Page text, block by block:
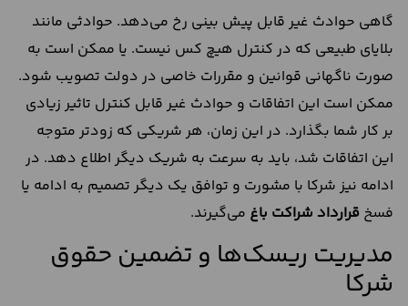
گاهی حوادث غیر قابل پیش بینی رخ می‌دهد. حوادثی مانند
بلایای طبیعی که در کنترل هیچ کس نیست. یا ممکن است به
صورت ناگهانی قوانین و مقررات خاصی در دولت تصویب شود.
ممکن است این اتفاقات و حوادث غیر قابل کنترل تاثیر زیادی
بر کار شما بگذارد. در این زمان، هر شریکی که زودتر متوجه
این اتفاقات شد، باید به سرعت به شریک دیگر اطلاع دهد. در
ادامه نیز شرکا با مشورت و توافق یک دیگر تصمیم به ادامه یا
فسخ قرارداد شراکت باغ می‌گیرند.
مدیریت ریسک‌ها و تضمین حقوق
شرکا